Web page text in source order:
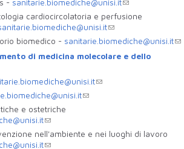
- sanitarie.biomediche@unisi.it
cardiocircolatoria e perfusione
biomedico - sanitarie.biomediche@unisi.it
di medicina molecolare e dello
e ostetriche
nell'ambiente e nei luoghi di lavoro